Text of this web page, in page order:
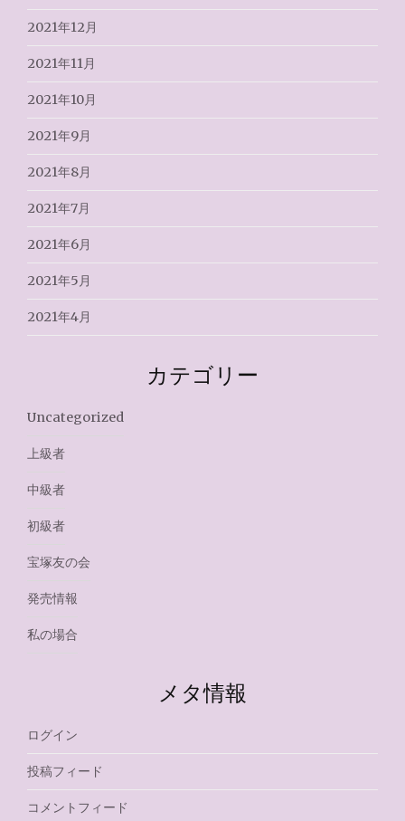
2021年12月
2021年11月
2021年10月
2021年9月
2021年8月
2021年7月
2021年6月
2021年5月
2021年4月
カテゴリー
Uncategorized
上級者
中級者
初級者
宝塚友の会
発売情報
私の場合
メタ情報
ログイン
投稿フィード
コメントフィード